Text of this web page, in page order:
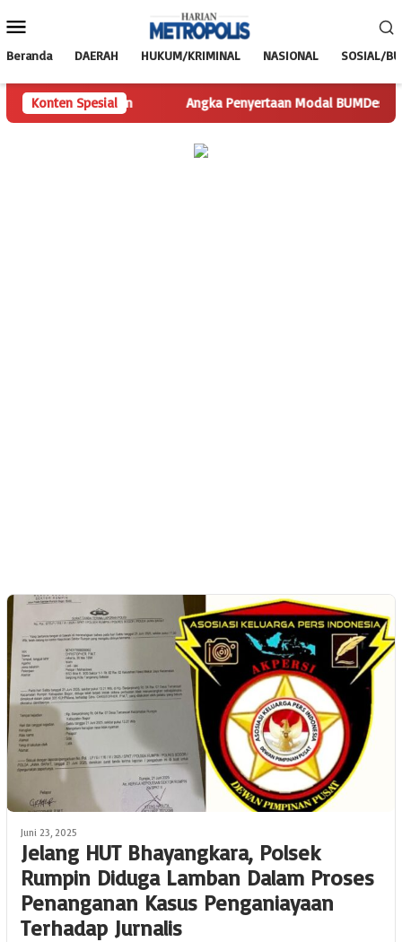
ke
Mobile
Beranda DAERAH HUKUM/KRIMINAL NASIONAL SOSIAL/
Konten Spesial
Pertanyaan Angka Penyertaan Modal BUMDes
Juni 23, 2025
Jelang HUT Bhayangkara, Polsek
Rumpin Diduga Lamban Dalam Proses
Penanganan Kasus Penganiayaan
Terhadap Jurnalis